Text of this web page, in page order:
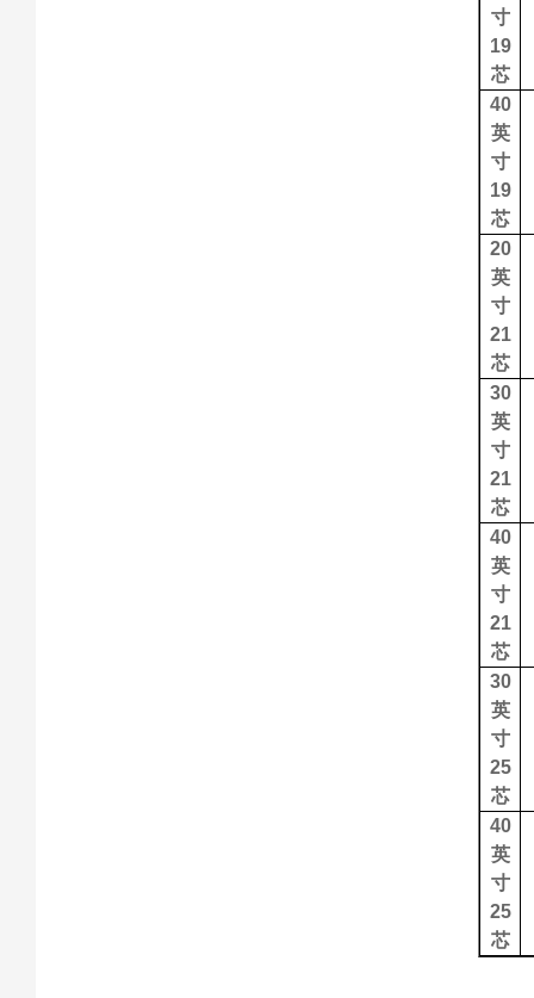
寸
19
芯
40
英
寸
19
芯
20
英
寸
21
芯
30
英
寸
21
芯
40
英
寸
21
芯
30
英
寸
25
芯
40
英
寸
25
芯